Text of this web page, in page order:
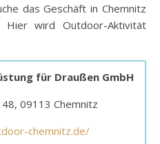
das Geschäft in Chemnitz
Hier wird Outdoor-Aktivität
für Draußen GmbH
09113 Chemnitz
chemnitz.de/